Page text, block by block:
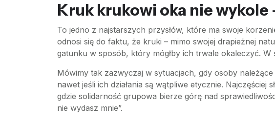
Kruk krukowi oka nie
To jedno z najstarszych przysłów, które ma swoje
odnosi się do faktu, że kruki – mimo swojej drapieżnej
gatunku w sposób, który mógłby ich trwale okaleczyć. W
Mówimy tak zazwyczaj w sytuacjach, gdy osoby
nawet jeśli ich działania są wątpliwe etycznie.
gdzie solidarność grupowa bierze górę nad
nie wydasz mnie”.